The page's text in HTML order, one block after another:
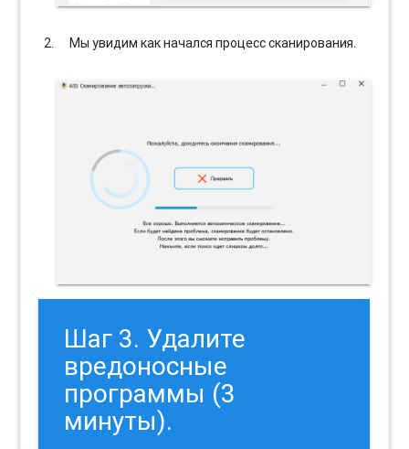
Мы увидим как начался процесс сканирования.
Шаг 3. Удалите
вредоносные
программы (3
минуты).